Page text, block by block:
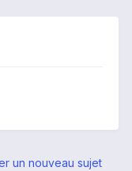
un nouveau sujet